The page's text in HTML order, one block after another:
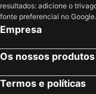
resultados: adicione o
fonte preferencial no Google.
Empresa
Os nossos produtos
Termos e políticas